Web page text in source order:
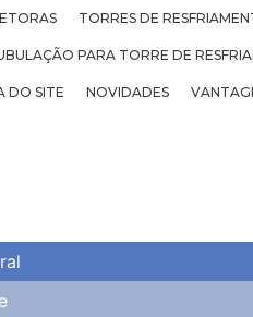
TORRES DE
PARA TORRE DE
DO SITE NOVIDADES